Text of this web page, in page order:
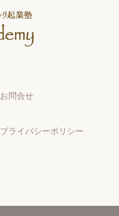
お問合せ
プライバシーポリシー